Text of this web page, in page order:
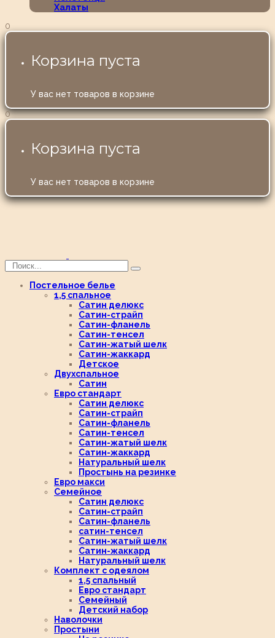
Халаты
0
Корзина пуста
У вас нет товаров в корзине
0
Корзина пуста
У вас нет товаров в корзине
Постельное белье
1,5 спальное
Сатин делюкс
Сатин-страйп
Сатин-фланель
Сатин-тенсел
Сатин-жатый шелк
Сатин-жаккард
Детское
Двухспальное
Сатин
Евро стандарт
Сатин делюкс
Сатин-страйп
Сатин-фланель
Сатин-тенсел
Сатин-жатый шелк
Сатин-жаккард
Натуральный шелк
Простынь на резинке
Евро макси
Семейное
Сатин делюкс
Сатин-страйп
Сатин-фланель
сатин-тенсел
Сатин-жатый шелк
Сатин-жаккард
Натуральный шелк
Комплект с одеялом
1,5 спальный
Евро стандарт
Семейный
Детский набор
Наволочки
Простыни